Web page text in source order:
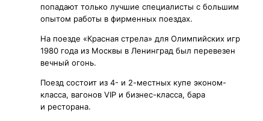
попадают только лучшие специалисты с большим
опытом работы в фирменных поездах.
На поезде «Красная стрела» для Олимпийских игр
1980 года из Москвы в Ленинград был перевезен
вечный огонь.
Поезд состоит из 4- и 2-местных купе эконом-
класса, вагонов VIP и бизнес-класса, бара
и ресторана.